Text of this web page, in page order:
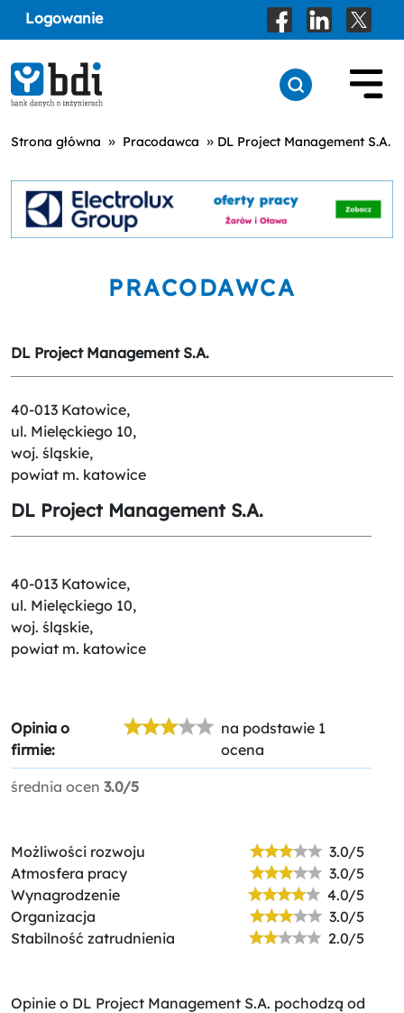
Logowanie
Strona główna » Pracodawca » DL Project Management S.A.
PRACODAWCA
DL Project Management S.A.
40-013 Katowice,
ul. Mielęckiego 10,
woj. śląskie,
powiat m. katowice
DL Project Management S.A.
40-013 Katowice,
ul. Mielęckiego 10,
woj. śląskie,
powiat m. katowice
Opinia o
firmie:
na podstawie 1
ocena
średnia ocen 3.0/5
Możliwości rozwoju
3.0/5
Atmosfera pracy
3.0/5
Wynagrodzenie
4.0/5
Organizacja
3.0/5
Stabilność zatrudnienia
2.0/5
Opinie o DL Project Management S.A. pochodzą od